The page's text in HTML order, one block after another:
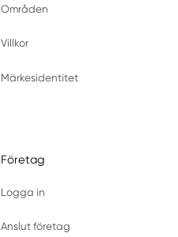
Områden
Villkor
Märkesidentitet
Företag
Logga in
Anslut företag